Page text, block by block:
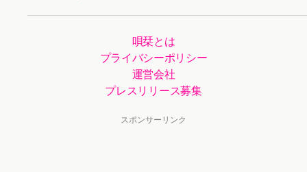
唄栞とは
プライバシーポリシー
運営会社
プレスリリース募集
スポンサーリンク